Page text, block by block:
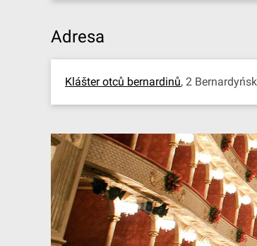
Adresa
Klášter otců bernardinů, 2